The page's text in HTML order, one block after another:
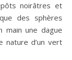
noirâtres et
des sphères
main une dague
nature d’un vert